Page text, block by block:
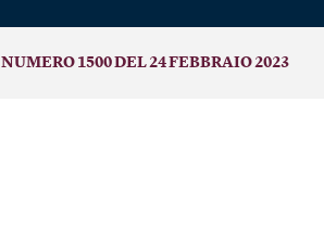
NUMERO 1500 DEL 24 FEBBRAIO 2023